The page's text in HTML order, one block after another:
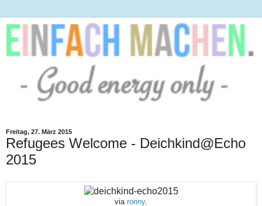
Freitag, 27. März 2015
Refugees Welcome - Deichkind@Echo
2015
via ronny.